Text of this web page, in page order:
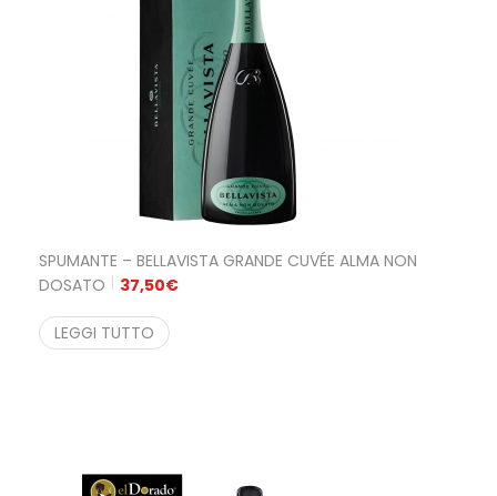
SPUMANTE – BELLAVISTA GRANDE CUVÉE ALMA NON
DOSATO
37,50€
LEGGI TUTTO